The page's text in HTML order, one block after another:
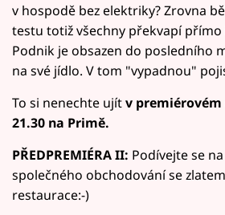
v hospodě bez elektriky? Zrovna
testu totiž všechny překvapí
Podnik je obsazen do posledního
na své jídlo. V tom "vypadnou"
To si nenechte ujítv
21.30 na Primě.
PŘEDPREMIÉRA II: Podívejte se
společného obchodování se
restaurace:-)